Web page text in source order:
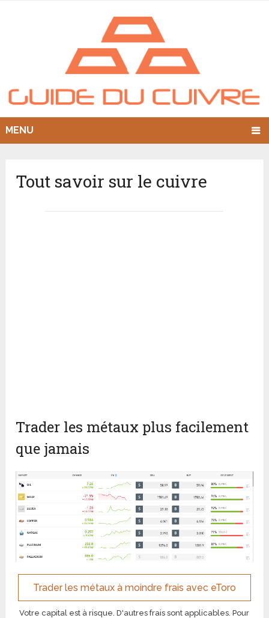
MENU
Tout savoir sur le cuivre
Trader les métaux plus facilement
que jamais
Trader les métaux à moindre frais avec eToro
Votre capital est à risque. D'autres frais sont applicables. Pour